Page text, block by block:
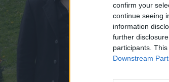
confirm your
continue seeing
information
further
participants.
Downstream